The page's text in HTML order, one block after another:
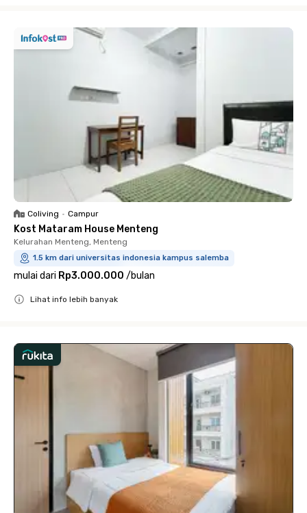
Coliving • Campur
Kost Mataram House Menteng
Kelurahan Menteng, Menteng
1.5 km dari universitas indonesia kampus salemba
mulai dari Rp3.000.000 /bulan
Lihat info lebih banyak